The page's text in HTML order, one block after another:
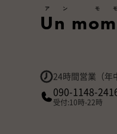
Un
アン モ
24時間営業（年
090-1148-
受付:10時-22時